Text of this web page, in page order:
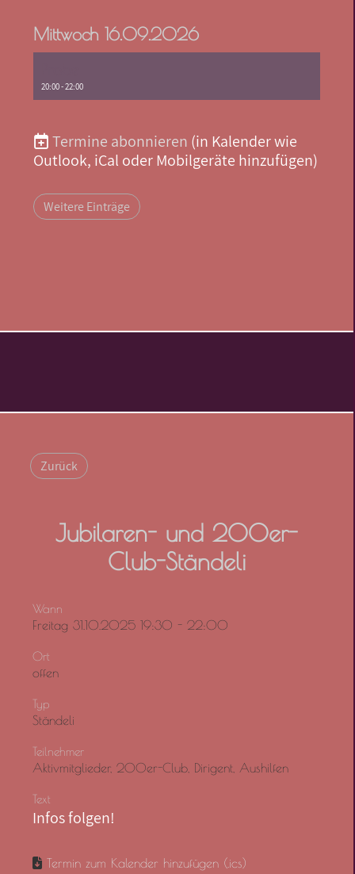
Mittwoch 16.09.2026
20:00 - 22:00
Termine abonnieren (in Kalender wie
Outlook, iCal oder Mobilgeräte hinzufügen)
Weitere Einträge
Zurück
Jubilaren- und 200er-
Club-Ständeli
Wann
Freitag 31.10.2025 19:30 - 22:00
Ort
offen
Typ
Ständeli
Teilnehmer
Aktivmitglieder, 200er-Club, Dirigent, Aushilfen
Text
Infos folgen!
Termin zum Kalender hinzufügen (.ics)